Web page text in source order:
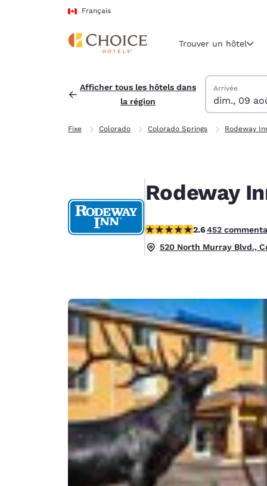
Passer à Contenu Principal
Français
Région et
Français
United
English
América
Europe
Deutsch
Spain
Ireland
English
United
Asie-Pacifique
Trouver un hôtel
Afficher tous les hôtels dans
la région
Trouver des
dimanche 9
Arrivée
dim., 09
lundi 10 août
Date de
Date
Fixe Colorado Colorado Springs Rodeway
Rodeway
2.57 étoiles. Moyen.
2.6452
520 North Murray Blvd.,